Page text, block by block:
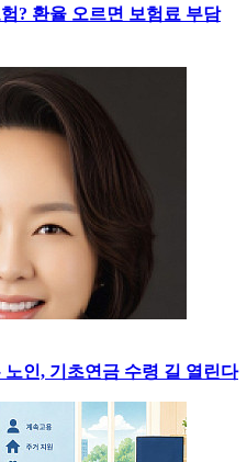
? 환율 오르면 보험료 부담
인, 기초연금 수령 길 열린다